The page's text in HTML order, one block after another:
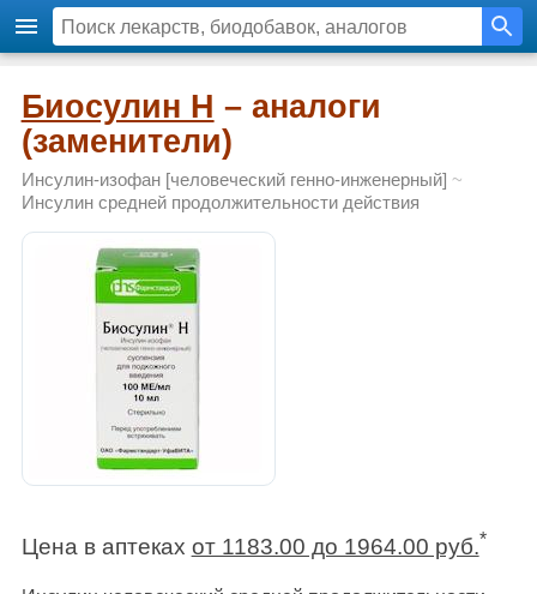
Биосулин Н – аналоги
(заменители)
Инсулин-изофан [человеческий генно-инженерный] ~
Инсулин средней продолжительности действия
Цена в аптеках от 1183.00 до 1964.00 руб.*